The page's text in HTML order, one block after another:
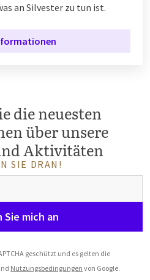
an Silvester zu tun ist.
die neuesten
über unsere
Aktivitäten
SIE DRAN!
Sie mich an
geschützt und es gelten die
Nutzungsbedingungen von Google.